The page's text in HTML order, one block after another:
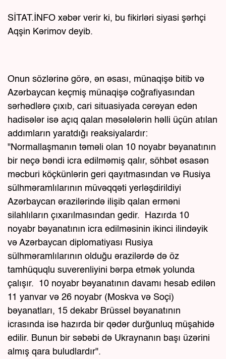
SİTAT.İNFO xəbər verir ki, bu fikirləri siyasi şərhçi
Aqşin Kərimov deyib.
Onun sözlərinə görə, ən əsası, münaqişə bitib və
Azərbaycan keçmiş münaqişə coğrafiyasından
sərhədlərə çıxıb, cari situasiyada cərəyan edən
hadisələr isə açıq qalan məsələlərin həlli üçün atılan
addımların yaratdığı reaksiyalardır:
"Normallaşmanın təməli olan 10 noyabr bəyanatının
bir neçə bəndi icra edilməmiş qalır, söhbət əsasən
məcburi köçkünlərin geri qayıtmasından və Rusiya
sülhməramlılarının müvəqqəti yerləşdirildiyi
Azərbaycan ərazilərində ilişib qalan erməni
silahlıların çıxarılmasından gedir. Hazırda 10
noyabr bəyanatının icra edilməsinin ikinci ilindəyik
və Azərbaycan diplomatiyası Rusiya
sülhməramlılarının olduğu ərazilərdə də öz
tamhüquqlu suverenliyini bərpa etmək yolunda
çalışır. 10 noyabr bəyanatının davamı hesab edilən
11 yanvar və 26 noyabr (Moskva və Soçi)
bəyanatları, 15 dekabr Brüssel bəyanatının
icrasında isə hazırda bir qədər durğunluq müşahidə
edilir. Bunun bir səbəbi də Ukraynanın başı üzərini
almış qara buludlardır".